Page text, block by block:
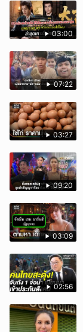
03:00
07:22
03:27
09:20
03:09
02:56